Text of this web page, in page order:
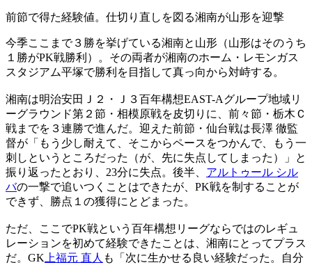
前節で得た経験値。仕切り直しを図る湘南が山形を迎撃
今季ここまで３勝を挙げている湘南と山形（山形はそのうち
１勝がPK戦勝利）。その両者が湘南のホーム・レモンガス
スタジアム平塚で勝利を目指して真っ向から対峙する。
湘南は明治安田Ｊ２・Ｊ３百年構想EAST-Aグループ地域リ
ーグラウンド第２節・相模原戦を皮切りに、前々節・栃木Ｃ
戦までを３連勝で進んだ。迎えた前節・仙台戦は長澤 徹監
督が「もう少し耐えて、そこからペースをつかんで、もう一
刺しというところだった（が、先に失点してしまった）」と
振り返ったとおり、23分に失点。後半、 アルトゥール シル
バの一撃で追いつくことはできたが、PK戦を制することが
できず、勝点１の獲得にとどまった。
ただ、ここでPK戦という百年構想リーグならではのレギュ
レーションを初めて経験できたことは、湘南にとってプラス
だ。GK 上福元 直人 も「次に生かせる良い経験だった。自分